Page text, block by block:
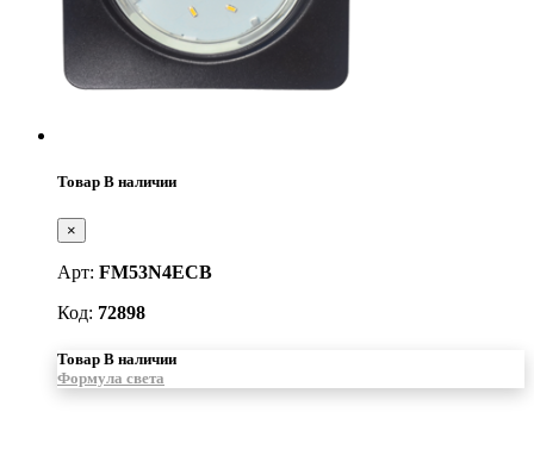
Товар В наличии
×
Арт: FM53N4ECB
Код: 72898
Товар В наличии
Формула света